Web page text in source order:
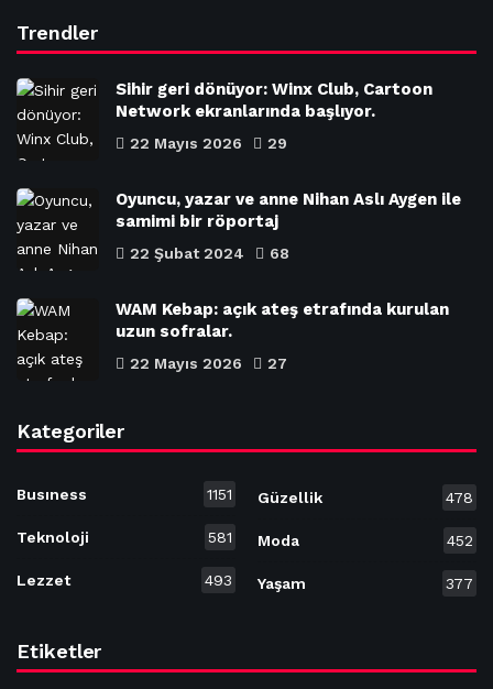
Trendler
Sihir geri dönüyor: Winx Club, Cartoon
Network ekranlarında başlıyor.
22 Mayıs 2026 29
Oyuncu, yazar ve anne Nihan Aslı Aygen ile
samimi bir röportaj
22 Şubat 2024 68
WAM Kebap: açık ateş etrafında kurulan
uzun sofralar.
22 Mayıs 2026 27
Kategoriler
Busıness 1151
Teknoloji 581
Lezzet 493
Güzellik 478
Moda 452
Yaşam 377
Etiketler